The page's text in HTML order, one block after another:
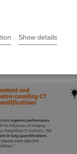
Show details
CT for